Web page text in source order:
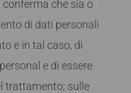
che sia o
di dati personali
e in tal caso, di
e di essere
trattamento; sulle